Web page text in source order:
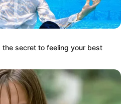
secret to feeling your best